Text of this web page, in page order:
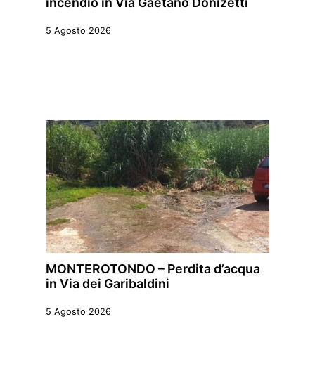
5 Agosto 2026
MONTEROTONDO – Perdita d’acqua
in Via dei Garibaldini
5 Agosto 2026